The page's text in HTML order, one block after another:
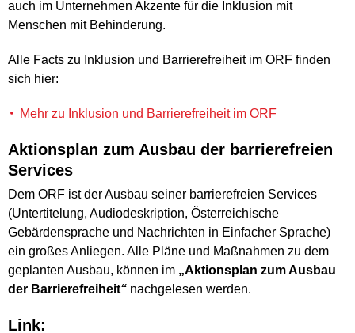
auch im Unternehmen Akzente für die Inklusion mit
Menschen mit Behinderung.
Alle Facts zu Inklusion und Barrierefreiheit im ORF finden
sich hier:
Mehr zu Inklusion und Barrierefreiheit im ORF
Aktionsplan zum Ausbau der barrierefreien
Services
Dem ORF ist der Ausbau seiner barrierefreien Services
(Untertitelung, Audiodeskription, Österreichische
Gebärdensprache und Nachrichten in Einfacher Sprache)
ein großes Anliegen. Alle Pläne und Maßnahmen zu dem
geplanten Ausbau, können im „Aktionsplan zum Ausbau
der Barrierefreiheit“ nachgelesen werden.
Link: